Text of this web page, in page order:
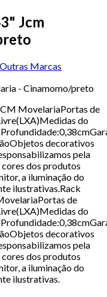
Jcm
Outras Marcas
- Cinamomo/preto
MovelariaPortas de
do
decorativos
pela
dos produtos
a iluminação do
ilustrativas.Rack
de
do
decorativos
pela
dos produtos
a iluminação do
ilustrativas.